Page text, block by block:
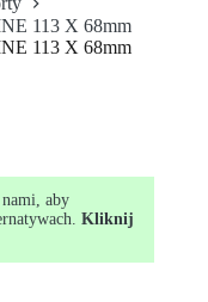
113 X 68mm
113 X 68mm
aby
Kliknij